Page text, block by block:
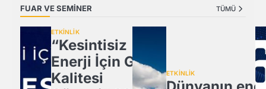
FUAR VE SEMİNER TÜMÜ
ETKİNLİK
“Kesintisiz
Enerji İçin Güç
Kalitesi
ETKİNLİK